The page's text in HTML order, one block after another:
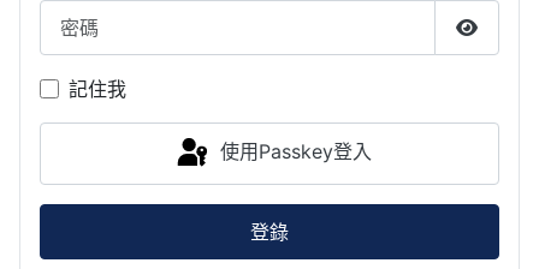
密碼
顯示密
記住我
使用Passkey登入
登錄